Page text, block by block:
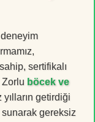
sertifikalı
Zorlu böcek ve
getirdiği
gereksiz